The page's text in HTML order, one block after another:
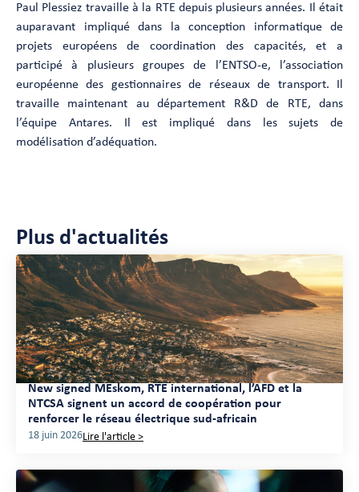
Paul Plessiez travaille à la RTE depuis plusieurs années. Il était
auparavant impliqué dans la conception informatique de
projets européens de coordination des capacités, et a
participé à plusieurs groupes de l’ENTSO-e, l’association
européenne des gestionnaires de réseaux de transport. Il
travaille maintenant au département R&D de RTE, dans
l’équipe Antares. Il est impliqué dans les sujets de
modélisation d’adéquation.
Plus d'actualités
New signed MEskom, RTE international, l’AFD et la
NTCSA signent un accord de coopération pour
renforcer le réseau électrique sud-africain
18 juin 2026Lire l'article >